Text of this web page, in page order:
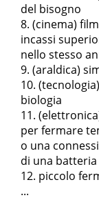
del bisogno
(cinema)
incassi
nello stesso
(araldica)
biologia
per fermare
o una
di una
piccolo
...